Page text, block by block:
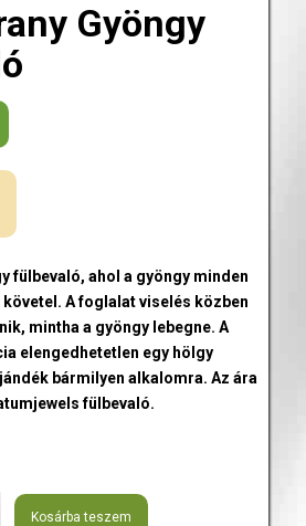
Gyöngy
fülbevaló, ahol a gyöngy minden
A foglalat viselés közben
mintha a gyöngy lebegne. A
elengedhetetlen egy hölgy
bármilyen alkalomra. Az ára
fülbevaló.
Kosárba teszem